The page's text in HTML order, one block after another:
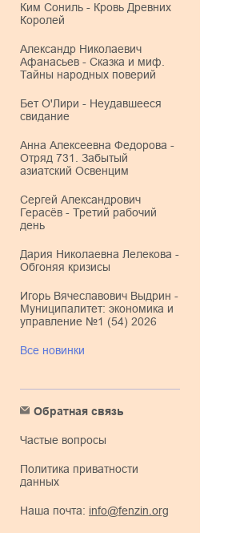
Ким Сониль - Кровь Древних
Королей
Александр Николаевич
Афанасьев - Сказка и миф.
Тайны народных поверий
Бет О'Лири - Неудавшееся
свидание
Анна Алексеевна Федорова -
Отряд 731. Забытый
азиатский Освенцим
Сергей Александрович
Герасёв - Третий рабочий
день
Дария Николаевна Лелекова -
Обгоняя кризисы
Игорь Вячеславович Выдрин -
Муниципалитет: экономика и
управление №1 (54) 2026
Все новинки
Обратная связь
Частые вопросы
Политика приватности
данных
Наша почта: info@fenzin.org